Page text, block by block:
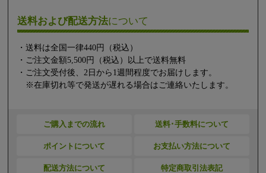
送料および配送方法について
・送料は全国一律440円（税込）
・ご注文金額5,500円（税込）以上で送料無料
・ご注文受付後、2日から1週間程度でお届けします。
※在庫切れ等で発送が遅れる場合はご連絡いたします。
ご購入までの流れ 送料･手数料について
ポイントについて お支払い方法について
配送方法について 特定商取引法表記